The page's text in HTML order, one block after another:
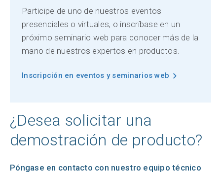
Participe de uno de nuestros eventos
presenciales o virtuales, o inscríbase en un
próximo seminario web para conocer más de la
mano de nuestros expertos en productos.
Inscripción en eventos y seminarios web
¿Desea solicitar una
demostración de producto?
Póngase en contacto con nuestro equipo técnico